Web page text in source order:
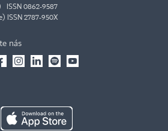
ISSN 0862-9587
ISSN 2787-950X
nás